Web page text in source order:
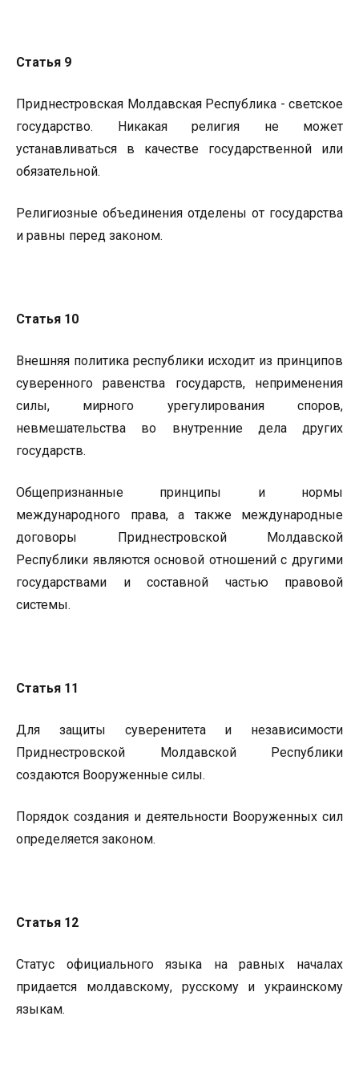
Статья 9
Приднестровская Молдавская Республика - светское
государство. Никакая религия не может
устанавливаться в качестве государственной или
обязательной.
Религиозные объединения отделены от государства
и равны перед законом.
Статья 10
Внешняя политика республики исходит из принципов
суверенного равенства государств, неприменения
силы, мирного урегулирования споров,
невмешательства во внутренние дела других
государств.
Общепризнанные принципы и нормы
международного права, а также международные
договоры Приднестровской Молдавской
Республики являются основой отношений с другими
государствами и составной частью правовой
системы.
Статья 11
Для защиты суверенитета и независимости
Приднестровской Молдавской Республики
создаются Вооруженные силы.
Порядок создания и деятельности Вооруженных сил
определяется законом.
Статья 12
Статус официального языка на равных началах
придается молдавскому, русскому и украинскому
языкам.